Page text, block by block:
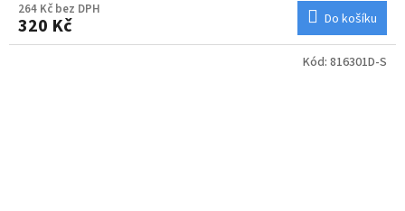
264 Kč bez DPH
320 Kč Do košíku
Kód: 816301D-S